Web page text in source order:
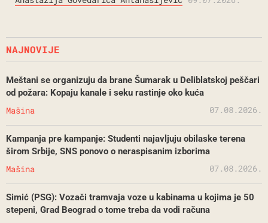
NAJNOVIJE
Meštani se organizuju da brane Šumarak u Deliblatskoj peščari
od požara: Kopaju kanale i seku rastinje oko kuća
Mašina 07.08.2026.
Kampanja pre kampanje: Studenti najavljuju obilaske terena
širom Srbije, SNS ponovo o neraspisanim izborima
Mašina 07.08.2026.
Simić (PSG): Vozači tramvaja voze u kabinama u kojima je 50
stepeni, Grad Beograd o tome treba da vodi računa